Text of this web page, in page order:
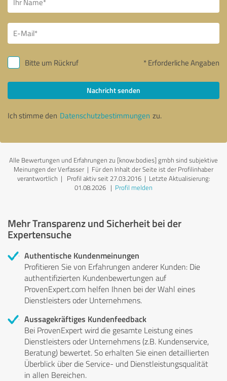
Bitte um Rückruf * Erforderliche Angaben
Nachricht senden
Ich stimme den Datenschutzbestimmungen zu.
Alle Bewertungen und Erfahrungen zu [know:bodies] gmbh sind subjektive
Meinungen der Verfasser | Für den Inhalt der Seite ist der Profilinhaber
verantwortlich | Profil aktiv seit 27.03.2016 | Letzte Aktualisierung:
01.08.2026 | Profil melden
Mehr Transparenz und Sicherheit bei der
Expertensuche
Authentische Kundenmeinungen
Profitieren Sie von Erfahrungen anderer Kunden: Die
authentifizierten Kundenbewertungen auf
ProvenExpert.com helfen Ihnen bei der Wahl eines
Dienstleisters oder Unternehmens.
Aussagekräftiges Kundenfeedback
Bei ProvenExpert wird die gesamte Leistung eines
Dienstleisters oder Unternehmens (z.B. Kundenservice,
Beratung) bewertet. So erhalten Sie einen detaillierten
Überblick über die Service- und Dienstleistungsqualität
in allen Bereichen.